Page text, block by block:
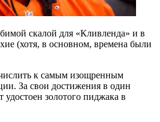
скалой для «Кливленда» и в
(хотя, в основном, времена были
к самым изощренным
За свои достижения в один
удостоен золотого пиджака в